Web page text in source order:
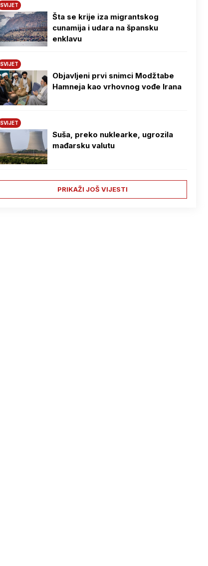
SVIJET
Šta se krije iza migrantskog
cunamija i udara na špansku
enklavu
SVIJET
Objavljeni prvi snimci Modžtabe
Hamneja kao vrhovnog vođe Irana
SVIJET
Suša, preko nuklearke, ugrozila
mađarsku valutu
PRIKAŽI JOŠ VIJESTI